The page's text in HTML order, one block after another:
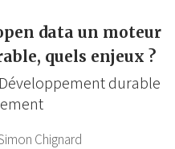
data un moteur
quels enjeux ?
durable
Chignard